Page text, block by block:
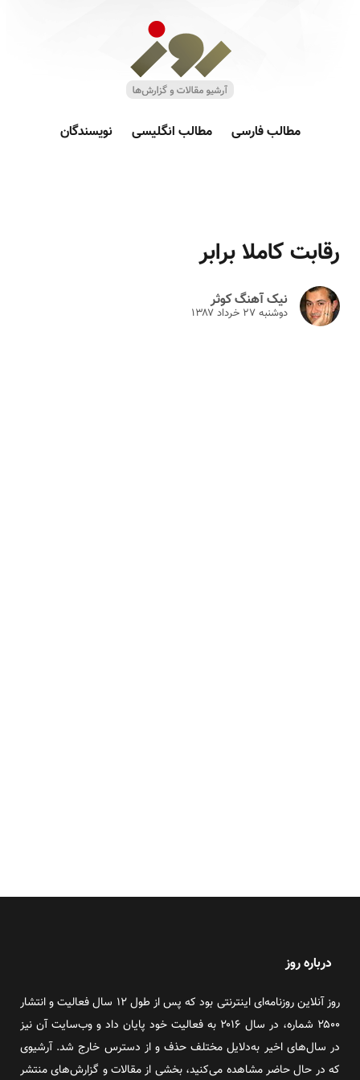
مطالب فارسی مطالب انگلیسی نویسندگان
رقابت کاملا برابر
نیک آهنگ کوثر
دوشنبه ۲۷ خرداد ۱۳۸۷
درباره روز
روز آنلاین روزنامه‌ای اینترنتی بود که پس از طول ۱۲ سال فعالیت و انتشار
۲۵۰۰ شماره، در سال ۲۰۱۶ به فعالیت خود پایان داد و وب‌سایت آن نیز
در سال‌های اخیر به‌دلایل مختلف حذف و از دسترس خارج شد. آرشیوی
که در حال حاضر مشاهده می‌کنید، بخشی از مقالات و گزارش‌های منتشر